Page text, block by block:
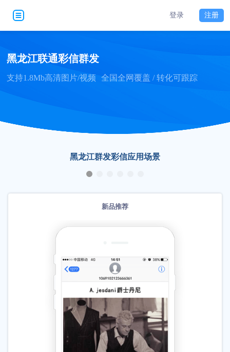
登录 注册
黑龙江联通彩信群发
支持1.8Mb高清图片/视频 全国全网覆盖 / 转化可跟踪
黑龙江群发彩信应用场景
新品推荐